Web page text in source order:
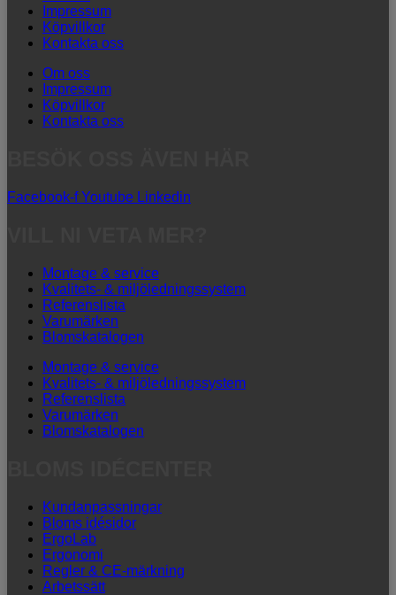
Impressum
Köpvillkor
Kontakta oss
Om oss
Impressum
Köpvillkor
Kontakta oss
Facebook-f Youtube Linkedin
Montage & service
Kvalitets- & miljöledningssystem
Referenslista
Varumärken
Blomskatalogen
Montage & service
Kvalitets- & miljöledningssystem
Referenslista
Varumärken
Blomskatalogen
Kundanpassningar
Bloms idésidor
ErgoLab
Ergonomi
Regler & CE-märkning
Arbetssätt